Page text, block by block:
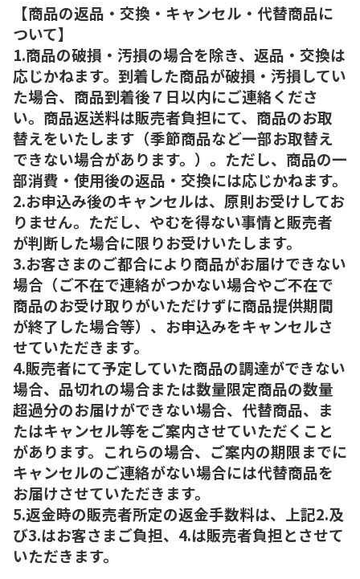
【商品の返品・交換・キャンセル・代替商品に
ついて】
1.商品の破損・汚損の場合を除き、返品・交換は
応じかねます。到着した商品が破損・汚損してい
た場合、商品到着後７日以内にご連絡くださ
い。商品返送料は販売者負担にて、商品のお取
替えをいたします（季節商品など一部お取替え
できない場合があります。）。ただし、商品の一
部消費・使用後の返品・交換には応じかねます。
2.お申込み後のキャンセルは、原則お受けしてお
りません。ただし、やむを得ない事情と販売者
が判断した場合に限りお受けいたします。
3.お客さまのご都合により商品がお届けできない
場合（ご不在で連絡がつかない場合やご不在で
商品のお受け取りがいただけずに商品提供期間
が終了した場合等）、お申込みをキャンセルさ
せていただきます。
4.販売者にて予定していた商品の調達ができない
場合、品切れの場合または数量限定商品の数量
超過分のお届けができない場合、代替商品、ま
たはキャンセル等をご案内させていただくこと
があります。これらの場合、ご案内の期限までに
キャンセルのご連絡がない場合には代替商品を
お届けさせていただきます。
5.返金時の販売者所定の返金手数料は、上記2.及
び3.はお客さまご負担、4.は販売者負担とさせて
いただきます。